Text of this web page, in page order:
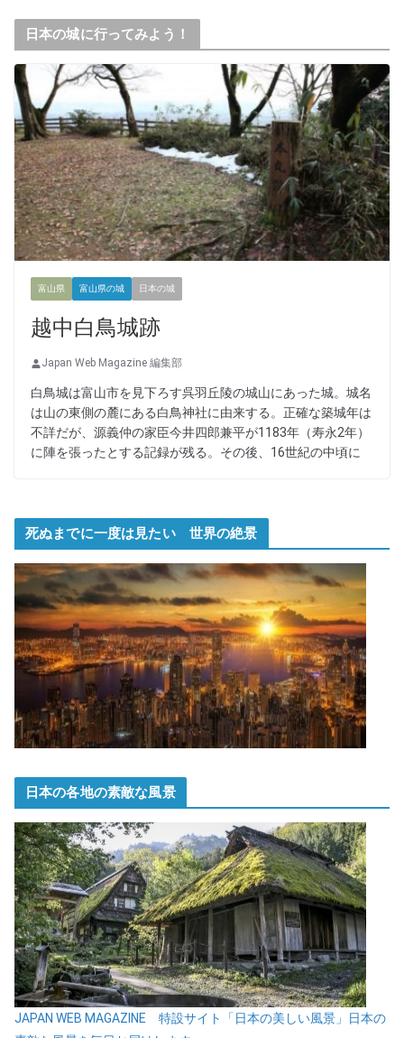
日本の城に行ってみよう！
富山県 富山県の城 日本の城
越中白鳥城跡
Japan Web Magazine 編集部
白鳥城は富山市を見下ろす呉羽丘陵の城山にあった城。城名
は山の東側の麓にある白鳥神社に由来する。正確な築城年は
不詳だが、源義仲の家臣今井四郎兼平が1183年（寿永2年）
に陣を張ったとする記録が残る。その後、16世紀の中頃に
死ぬまでに一度は見たい 世界の絶景
日本の各地の素敵な風景
JAPAN WEB MAGAZINE 特設サイト「日本の美しい風景」日本の